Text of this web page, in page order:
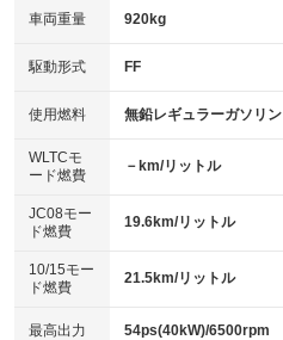
アイドリングストップ
：装備なし
USB入力端子
：装備なし
100V電源
：装備なし
センターデフロック
：装備なし
電動格納ミラー
：装備なし
キーレス
HID(キセノンライト)
：装備なし
バックカメラ
：装備なし
エアロ
：装備なし
：装備なし
パワーシート
ベンチシート
：装備なし
チップアップシート
：装備なし
車両重量 920kg
駆動形式 FF
使用燃料 無鉛レギュラーガソリン
WLTCモ
ード燃費
－km/リットル
JC08モー
ド燃費
19.6km/リットル
10/15モー
ド燃費
21.5km/リットル
最高出力 54ps(40kW)/6500rpm